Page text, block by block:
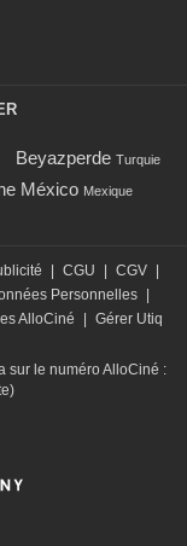
Beyazperde Turquie
México Mexique
CGU CGV
Personnelles
AlloCiné
Gérer Utiq
sur le numéro AlloCiné :